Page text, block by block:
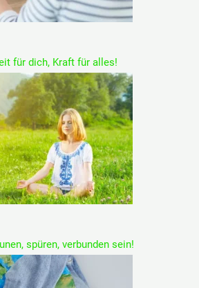
für dich, Kraft für alles!
spüren, verbunden sein!